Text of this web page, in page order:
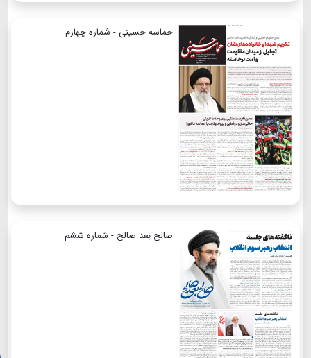
حماسه حسینی - شماره چهارم
صالح بعد صالح - شماره ششم